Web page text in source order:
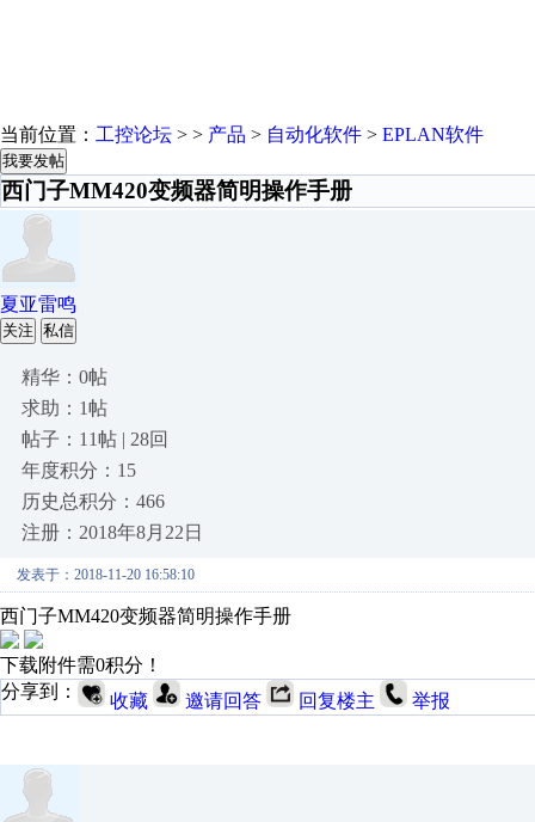
当前位置： 工控论坛 > > 产品 > 自动化软件 > EPLAN软件
我要发帖
西门子MM420变频器简明操作手册
夏亚雷鸣
关注 私信
精华：0帖
求助：1帖
帖子：11帖 | 28回
年度积分：15
历史总积分：466
注册：2018年8月22日
发表于：2018-11-20 16:58:10
西门子MM420变频器简明操作手册
下载附件需0积分！
分享到：
收藏 邀请回答 回复楼主 举报